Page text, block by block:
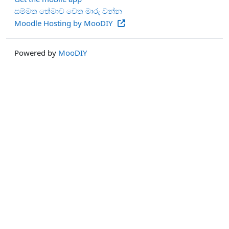
සම්මත තේමාව වෙත මාරු වන්න
Moodle Hosting by MooDIY
Powered by MooDIY